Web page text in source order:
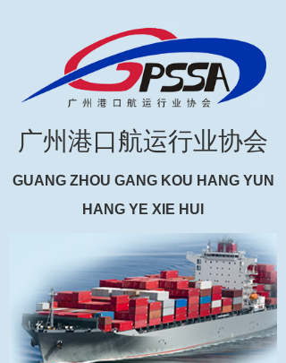
广州港口航运行业协会
GUANG ZHOU GANG KOU HANG YUN
HANG YE XIE HUI